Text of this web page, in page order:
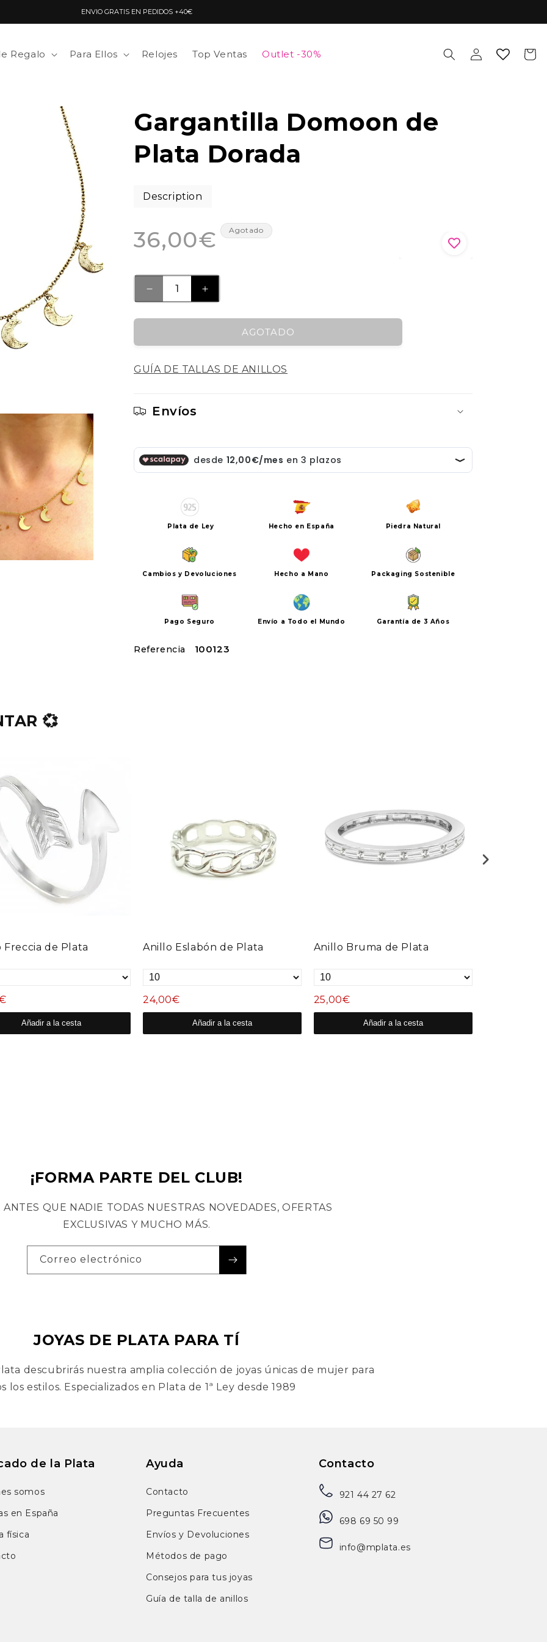
ENVIO GRATIS EN PEDIDOS +40€
Regalo Para Ellos Relojes Top Ventas Outlet -30%
sesión
Carrito
Gargantilla Domoon de
Plata Dorada
Description
Precio
habitual
36,00€ Agotado
REDUCIR
PARA
DOMOON
DE
PLATA
AUMENTAR
PARA
GARGANTILLA
DOMOON
PLATA
AGOTADO
GUÍA DE TALLAS DE ANILLOS
Envíos
Plata de Ley Hecho en España Piedra Natural
Cambios y Devoluciones Hecho a Mano Packaging Sostenible
Pago Seguro Envío a Todo el Mundo Garantía de 3 Años
SKU:
100123
💞
Freccia de Plata
Añadir a la cesta
Anillo Eslabón de Plata
24,00€
Añadir a la cesta
Anillo Bruma de Plata
25,00€
Añadir a la cesta
¡FORMA PARTE DEL CLUB!
ANTES QUE NADIE TODAS NUESTRAS NOVEDADES, OFERTAS
EXCLUSIVAS Y MUCHO MÁS.
Correo electrónico
JOYAS DE PLATA PARA TÍ
descubrirás nuestra amplia colección de joyas únicas de mujer para
los estilos. Especializados en Plata de 1ª Ley desde 1989
de la Plata
somos
en España
física
Ayuda
Contacto
Preguntas Frecuentes
Envíos y Devoluciones
Métodos de pago
Consejos para tus joyas
Guía de talla de anillos
Contacto
921 44 27 62
698 69 50 99
info@mplata.es